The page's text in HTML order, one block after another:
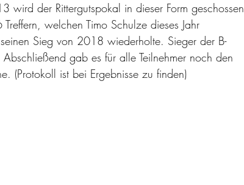
wird der Rittergutspokal in dieser Form geschossen
welchen Timo Schulze dieses Jahr
Sieg von 2018 wiederholte. Sieger der B-
gab es für alle Teilnehmer noch den
(Protokoll ist bei Ergebnisse zu finden)